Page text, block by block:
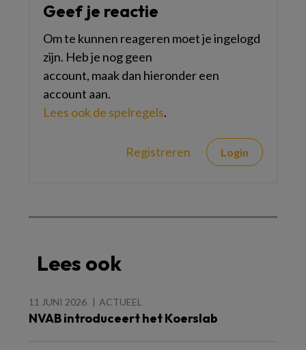
Geef je reactie
Om te kunnen reageren moet je ingelogd
zijn. Heb je nog geen
account, maak dan hieronder een
account aan.
Lees ook de spelregels.
Registreren Login
Lees ook
11 JUNI 2026 ACTUEEL
NVAB introduceert het Koerslab